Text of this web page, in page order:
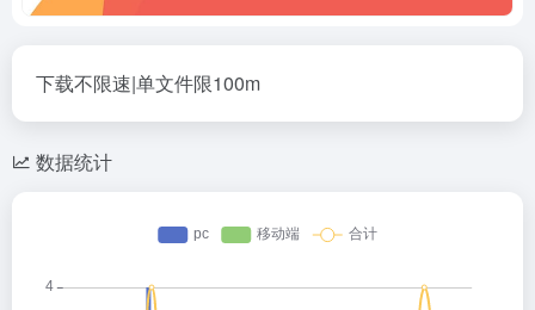
下载不限速|单文件限100m
数据统计